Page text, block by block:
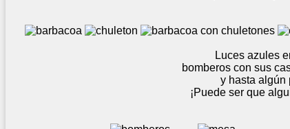
Luces azules en el
bomberos con sus cascos,
y hasta algún
¡Puede ser que alguien se